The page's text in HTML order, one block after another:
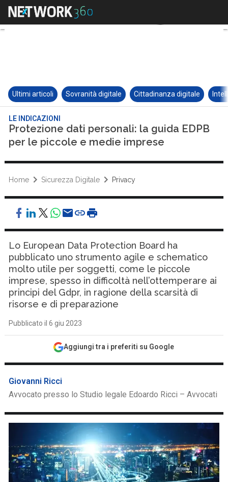
Ultimi articoli Sovranità digitale Cittadinanza digitale
LE INDICAZIONI
Protezione dati personali: la guida EDPB
per le piccole e medie imprese
Home Sicurezza Digitale Privacy
Lo European Data Protection Board ha
pubblicato uno strumento agile e schematico
molto utile per soggetti, come le piccole
imprese, spesso in difficoltà nell’ottemperare ai
principi del Gdpr, in ragione della scarsità di
risorse e di preparazione
Pubblicato il 6 giu 2023
Aggiungi tra i preferiti su Google
Giovanni Ricci
Avvocato presso lo Studio legale Edoardo Ricci – Avvocati